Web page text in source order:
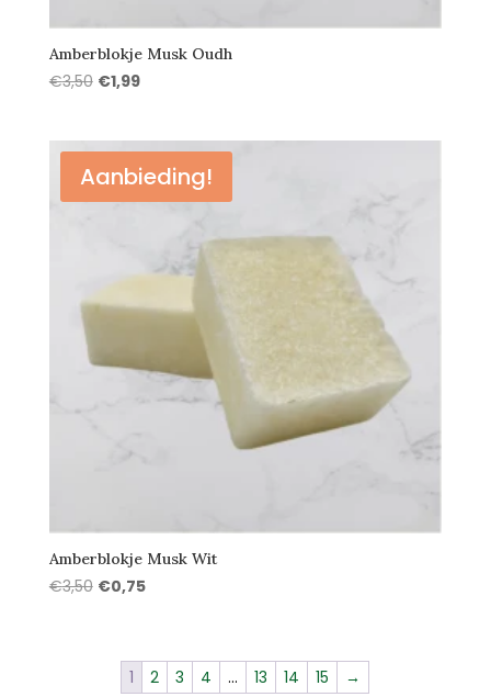
Amberblokje Musk Oudh
€3,50 Oorspronkelijke
€3,50.
€1,99Huidige
€1,99.
Aanbieding!
Amberblokje Musk Wit
€3,50 Oorspronkelijke
€3,50.
€0,75Huidige
€0,75.
1 2 3 4 … 13 14 15 →